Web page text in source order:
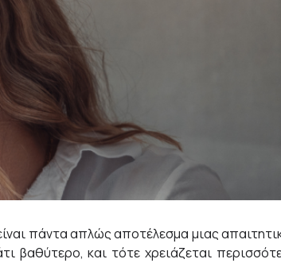
πάντα απλώς αποτέλεσμα μιας
βαθύτερο, και τότε χρειάζεται